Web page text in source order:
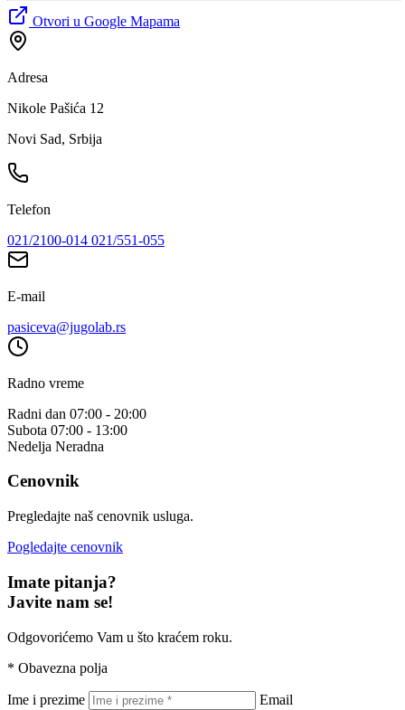
Otvori u Google Mapama
Adresa
Nikole Pašića 12
Novi Sad, Srbija
Telefon
021/2100-014 021/551-055
E-mail
pasiceva@jugolab.rs
Radno vreme
Radni dan 07:00 - 20:00
Subota 07:00 - 13:00
Nedelja Neradna
Cenovnik
Pregledajte naš cenovnik usluga.
Pogledajte cenovnik
Imate pitanja?
Javite nam se!
Odgovorićemo Vam u što kraćem roku.
* Obavezna polja
Ime i prezime
Email